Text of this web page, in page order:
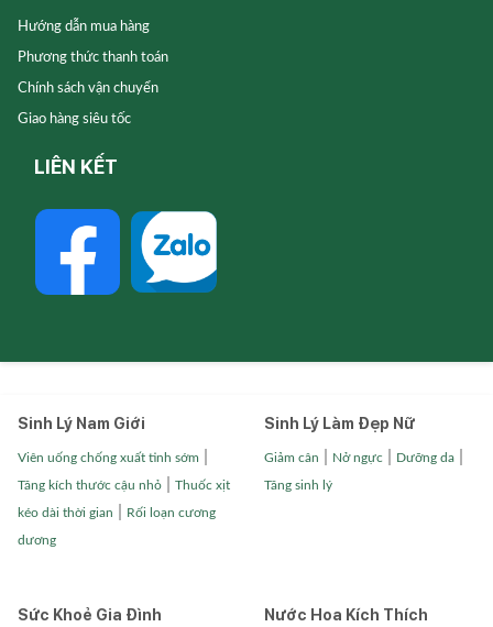
Hướng dẫn mua hàng
Phương thức thanh toán
Chính sách vận chuyển
Giao hàng siêu tốc
LIÊN KẾT
Sinh Lý Nam Giới
Viên uống chống xuất tinh sớm
Tăng kích thước cậu nhỏ| Thuốc xịt
kéo dài thời gian Rối loạn cương
dương
Sinh Lý Làm Đẹp Nữ
Giảm cân Nở ngực Dưỡng da|
Tăng sinh lý
Sức Khoẻ Gia Đình Nước Hoa Kích Thích